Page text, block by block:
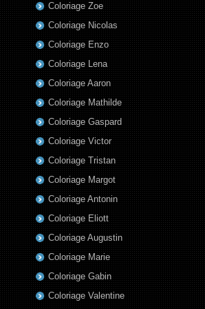
Coloriage Zoe
Coloriage Nicolas
Coloriage Enzo
Coloriage Lena
Coloriage Aaron
Coloriage Mathilde
Coloriage Gaspard
Coloriage Victor
Coloriage Tristan
Coloriage Margot
Coloriage Antonin
Coloriage Eliott
Coloriage Augustin
Coloriage Marie
Coloriage Gabin
Coloriage Valentine